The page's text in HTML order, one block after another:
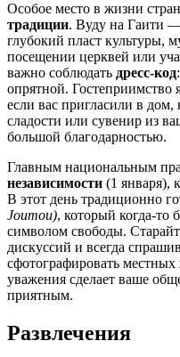
Особое место в жизни
традиции. Вуду на Гаити —
глубокий пласт культуры,
посещении церквей или
важно соблюдать дресс-код
опрятной. Гостеприимство
если вас пригласили в
сладости или сувенир из
большой благодарностью.
Главным национальным
независимости (1 января),
В этот день традиционно
Joumou), который когда-то
символом свободы.
дискуссий и всегда
сфотографировать
уважения сделает ваше
приятным.
Развлечения